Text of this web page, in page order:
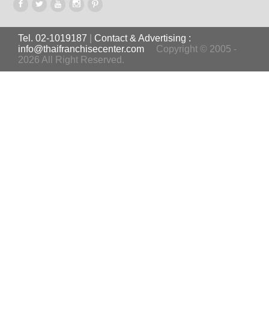
Tel. 02-1019187
Contact & Advertising :
info@thaifranchisecenter.com
Copyright © 2005 -
2026 All Right Reserved.